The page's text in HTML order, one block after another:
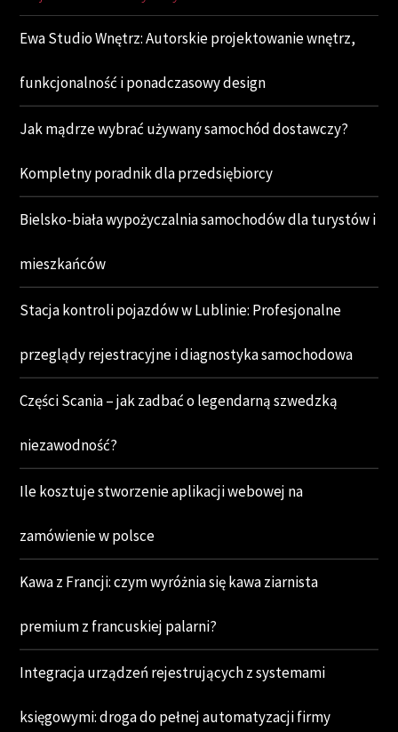
Ewa Studio Wnętrz: Autorskie projektowanie wnętrz,
funkcjonalność i ponadczasowy design
Jak mądrze wybrać używany samochód dostawczy?
Kompletny poradnik dla przedsiębiorcy
Bielsko-biała wypożyczalnia samochodów dla turystów i
mieszkańców
Stacja kontroli pojazdów w Lublinie: Profesjonalne
przeglądy rejestracyjne i diagnostyka samochodowa
Części Scania – jak zadbać o legendarną szwedzką
niezawodność?
Ile kosztuje stworzenie aplikacji webowej na
zamówienie w polsce
Kawa z Francji: czym wyróżnia się kawa ziarnista
premium z francuskiej palarni?
Integracja urządzeń rejestrujących z systemami
księgowymi: droga do pełnej automatyzacji firmy